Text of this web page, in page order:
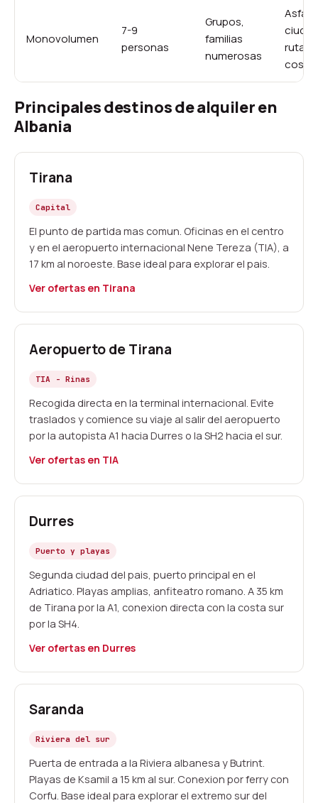
Monovolumen
7-9
personas
Grupos,
familias
numerosas
rutas
Principales destinos de alquiler en
Albania
Tirana
Capital
El punto de partida mas comun. Oficinas en el centro
y en el aeropuerto internacional Nene Tereza (TIA), a
17 km al noroeste. Base ideal para explorar el pais.
Ver ofertas en Tirana
Aeropuerto de Tirana
TIA - Rinas
Recogida directa en la terminal internacional. Evite
traslados y comience su viaje al salir del aeropuerto
por la autopista A1 hacia Durres o la SH2 hacia el sur.
Ver ofertas en TIA
Durres
Puerto y playas
Segunda ciudad del pais, puerto principal en el
Adriatico. Playas amplias, anfiteatro romano. A 35 km
de Tirana por la A1, conexion directa con la costa sur
por la SH4.
Ver ofertas en Durres
Saranda
Riviera del sur
Puerta de entrada a la Riviera albanesa y Butrint.
Playas de Ksamil a 15 km al sur. Conexion por ferry con
Corfu. Base ideal para explorar el extremo sur del